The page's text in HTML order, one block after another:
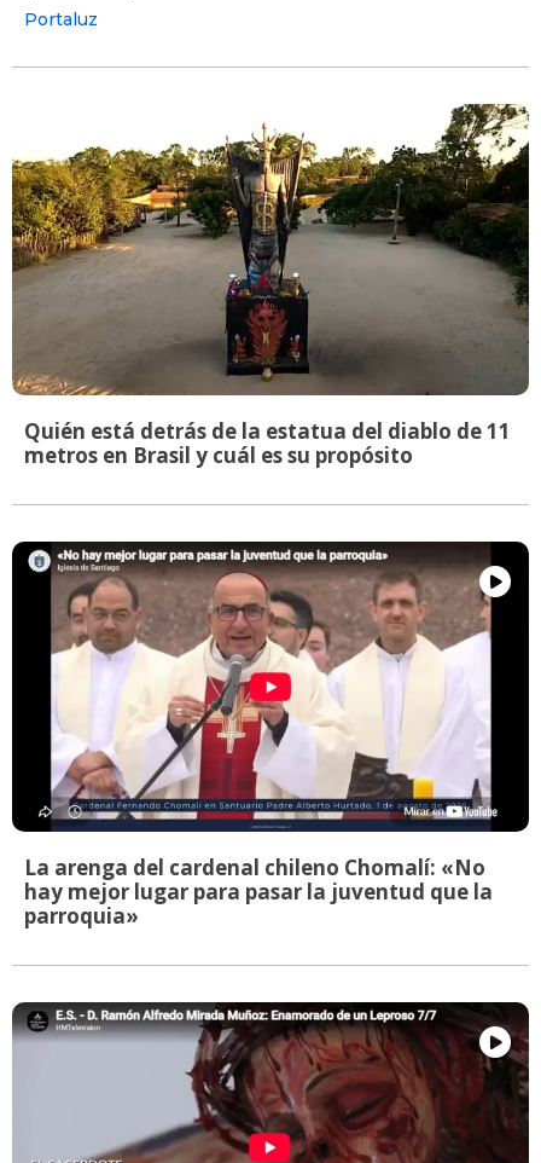
Portaluz
Quién está detrás de la estatua del diablo de 11
metros en Brasil y cuál es su propósito
La arenga del cardenal chileno Chomalí: «No
hay mejor lugar para pasar la juventud que la
parroquia»